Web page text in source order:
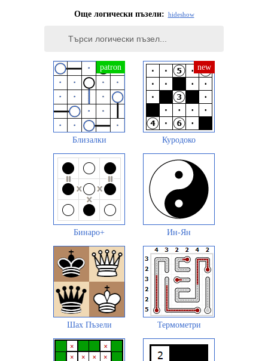
Още логически пъзели: hideshow
Близалки Куродоко
Бинаро+ Ин-Ян
Шах Пъзели Термометри